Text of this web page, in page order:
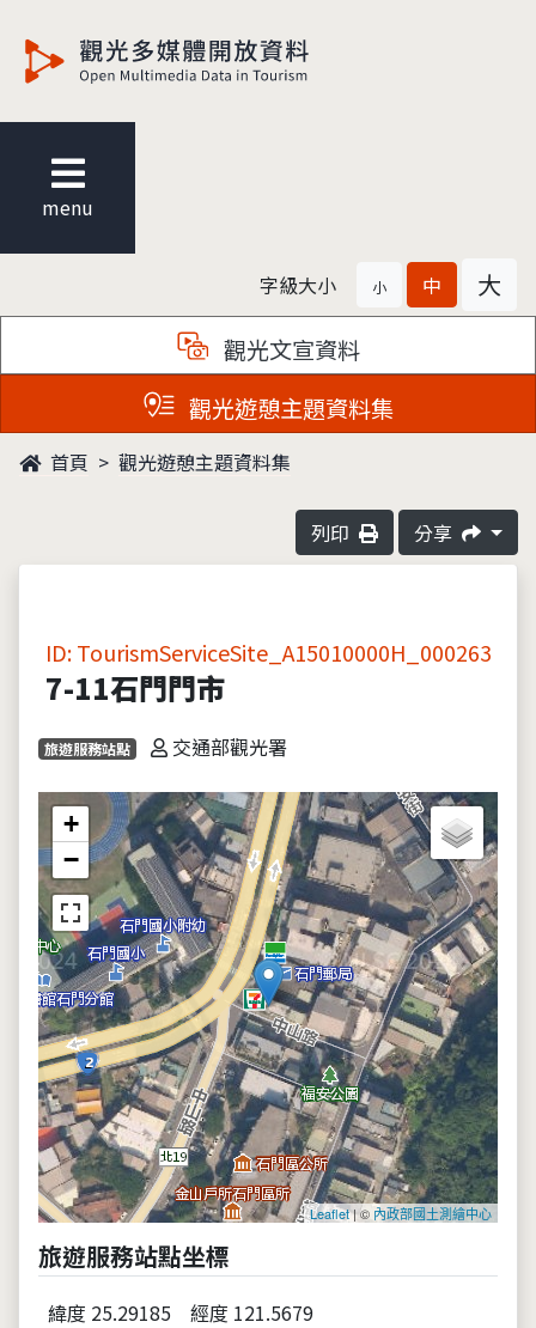
menu
字級大小 小 中 大
觀光文宣資料
觀光遊憩主題資料集
首頁 觀光遊憩主題資料集
列印 分享
ID: TourismServiceSite_A15010000H_000263
7-11石門門市
旅遊服務站點 交通部觀光署
+
−
Leaflet| © 內政部國土測繪中心
旅遊服務站點坐標
緯度 25.29185 經度 121.5679